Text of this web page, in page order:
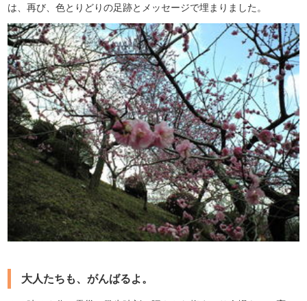
は、再び、色とりどりの足跡とメッセージで埋まりました。
大人たちも、がんばるよ。